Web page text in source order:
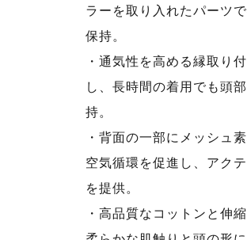
ラーを取り入れたパーツ
保持。
・通気性を高める縁取り
し、長時間の着用でも頭
持。
・背面の一部にメッシュ
空気循環を促進し、アク
を提供。
・高品質なコットンと伸